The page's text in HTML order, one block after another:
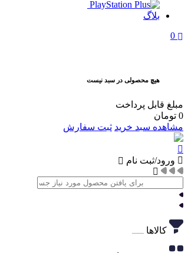
بلاگ
0
هیچ محصولی در سبد نیست
مبلغ قابل پرداخت
0 تومان
مشاهده سبد خرید ثبت سفارش
ورود/ثبت نام
کالاها